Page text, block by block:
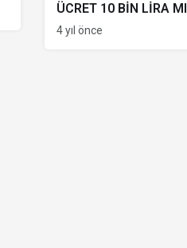
ÜCRET 10 BİN LİRA
4 yıl önce